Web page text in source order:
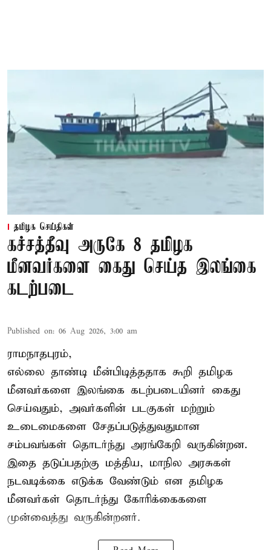
தமிழக செய்திகள்
கச்சத்தீவு அருகே 8 தமிழக
மீனவர்களை கைது செய்த இலங்கை
கடற்படை
Published on: 06 Aug 2026, 3:00 am
ராமநாதபுரம்,
எல்லை தாண்டி மீன்பிடித்ததாக கூறி தமிழக
மீனவர்களை இலங்கை கடற்படையினர் கைது
செய்வதும், அவர்களின் படகுகள் மற்றும்
உடைமைகளை சேதப்படுத்துவதுமான
சம்பவங்கள் தொடர்ந்து அரங்கேறி வருகின்றன.
இதை தடுப்பதற்கு மத்திய, மாநில அரசுகள்
நடவடிக்கை எடுக்க வேண்டும் என தமிழக
மீனவர்கள் தொடர்ந்து கோரிக்கைகளை
முன்வைத்து வருகின்றனர்.